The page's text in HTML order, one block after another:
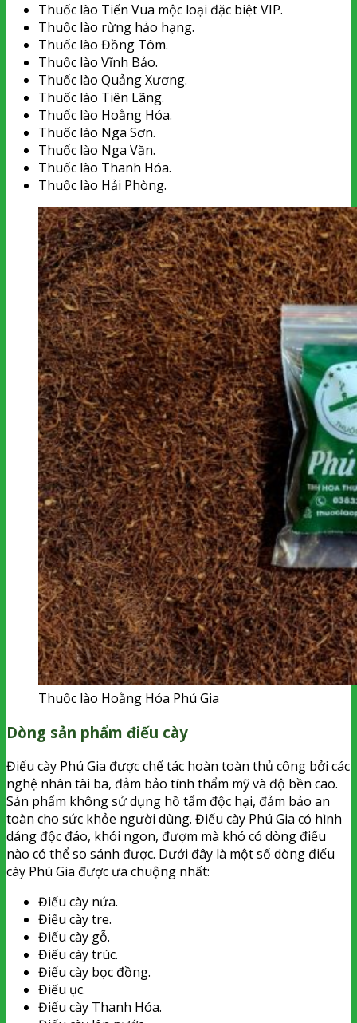
Thuốc lào Tiến Vua mộc loại đặc biệt VIP.
Thuốc lào rừng hảo hạng.
Thuốc lào Đồng Tôm.
Thuốc lào Vĩnh Bảo.
Thuốc lào Quảng Xương.
Thuốc lào Tiên Lãng.
Thuốc lào Hoằng Hóa.
Thuốc lào Nga Sơn.
Thuốc lào Nga Văn.
Thuốc lào Thanh Hóa.
Thuốc lào Hải Phòng.
Thuốc lào Hoằng Hóa Phú Gia
Dòng sản phẩm điếu cày
Điếu cày Phú Gia được chế tác hoàn toàn thủ công bởi các
nghệ nhân tài ba, đảm bảo tính thẩm mỹ và độ bền cao.
Sản phẩm không sử dụng hồ tẩm độc hại, đảm bảo an
toàn cho sức khỏe người dùng. Điếu cày Phú Gia có hình
dáng độc đáo, khói ngon, đượm mà khó có dòng điếu
nào có thể so sánh được. Dưới đây là một số dòng điếu
cày Phú Gia được ưa chuộng nhất:
Điếu cày nứa.
Điếu cày tre.
Điếu cày gỗ.
Điếu cày trúc.
Điếu cày bọc đồng.
Điếu ục.
Điếu cày Thanh Hóa.